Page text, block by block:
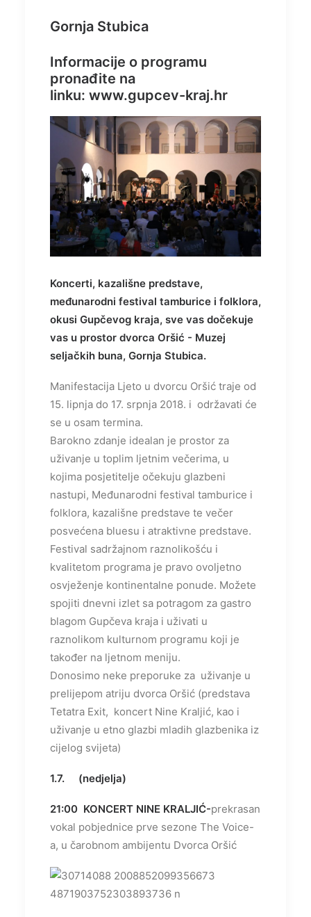
Gornja Stubica
Informacije o programu
pronađite na
linku: www.gupcev-kraj.hr
Koncerti, kazališne predstave,
međunarodni festival tamburice i folklora,
okusi Gupčevog kraja, sve vas dočekuje
vas u prostor dvorca Oršić - Muzej
seljačkih buna, Gornja Stubica.
Manifestacija Ljeto u dvorcu Oršić traje od
15. lipnja do 17. srpnja 2018. i održavati će
se u osam termina.
Barokno zdanje idealan je prostor za
uživanje u toplim ljetnim večerima, u
kojima posjetitelje očekuju glazbeni
nastupi, Međunarodni festival tamburice i
folklora, kazališne predstave te večer
posvećena bluesu i atraktivne predstave.
Festival sadržajnom raznolikošću i
kvalitetom programa je pravo ovoljetno
osvježenje kontinentalne ponude. Možete
spojiti dnevni izlet sa potragom za gastro
blagom Gupčeva kraja i uživati u
raznolikom kulturnom programu koji je
također na ljetnom meniju.
Donosimo neke preporuke za uživanje u
prelijepom atriju dvorca Oršić (predstava
Tetatra Exit, koncert Nine Kraljić, kao i
uživanje u etno glazbi mladih glazbenika iz
cijelog svijeta)
1.7. (nedjelja)
21:00 KONCERT NINE KRALJIĆ-prekrasan
vokal pobjednice prve sezone The Voice-
a, u čarobnom ambijentu Dvorca Oršić